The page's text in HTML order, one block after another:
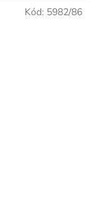
Kód: 5982/86